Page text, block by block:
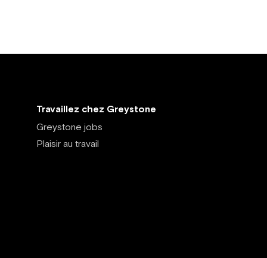
Travaillez chez Greystone
Greystone jobs
Plaisir au travail